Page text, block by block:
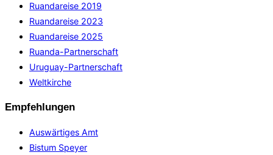
Ruandareise 2019
Ruandareise 2023
Ruandareise 2025
Ruanda-Partnerschaft
Uruguay-Partnerschaft
Weltkirche
Empfehlungen
Auswärtiges Amt
Bistum Speyer